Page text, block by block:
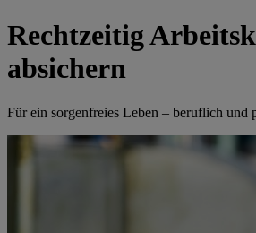
Rechtzeitig
absichern
Für ein sorgenfreies Leben – beruflich und